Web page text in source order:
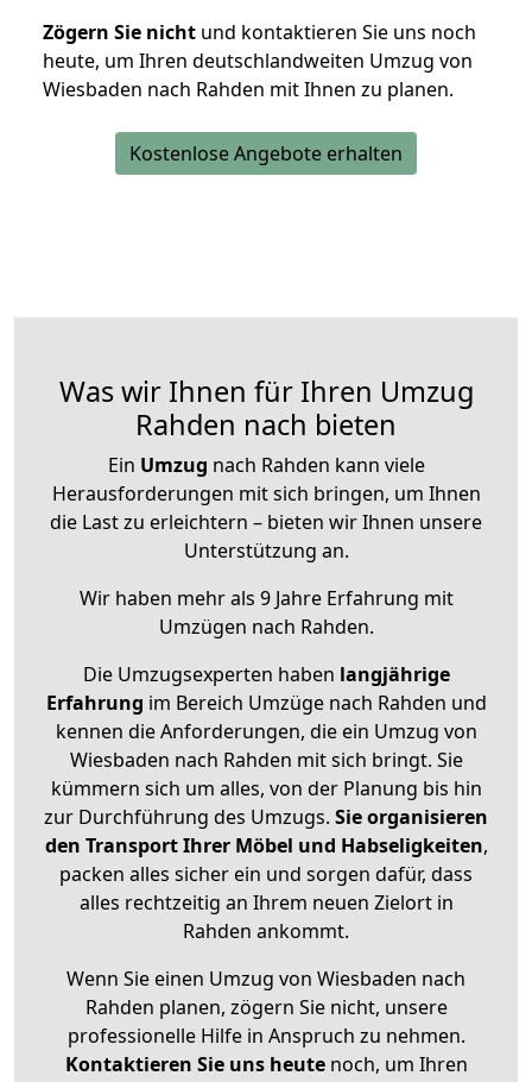
Zögern Sie nicht und kontaktieren Sie uns noch
heute, um Ihren deutschlandweiten Umzug von
Wiesbaden nach Rahden mit Ihnen zu planen.
Kostenlose Angebote erhalten
Was wir Ihnen für Ihren Umzug
Rahden nach bieten
Ein Umzug nach Rahden kann viele
Herausforderungen mit sich bringen, um Ihnen
die Last zu erleichtern – bieten wir Ihnen unsere
Unterstützung an.
Wir haben mehr als 9 Jahre Erfahrung mit
Umzügen nach Rahden.
Die Umzugsexperten haben langjährige
Erfahrung im Bereich Umzüge nach Rahden und
kennen die Anforderungen, die ein Umzug von
Wiesbaden nach Rahden mit sich bringt. Sie
kümmern sich um alles, von der Planung bis hin
zur Durchführung des Umzugs. Sie organisieren
den Transport Ihrer Möbel und Habseligkeiten,
packen alles sicher ein und sorgen dafür, dass
alles rechtzeitig an Ihrem neuen Zielort in
Rahden ankommt.
Wenn Sie einen Umzug von Wiesbaden nach
Rahden planen, zögern Sie nicht, unsere
professionelle Hilfe in Anspruch zu nehmen.
Kontaktieren Sie uns heutenoch, um Ihren